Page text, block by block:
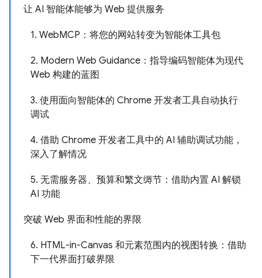
让 AI 智能体能够为 Web 提供服务
1. WebMCP：将您的网站转变为智能体工具包
2. Modern Web Guidance：指导编码智能体为现代
Web 构建的蓝图
3. 使用面向智能体的 Chrome 开发者工具自动执行
调试
4. 借助 Chrome 开发者工具中的 AI 辅助调试功能，
深入了解情况
5. 无需服务器、预算和繁文缛节：借助内置 AI 解锁
AI 功能
突破 Web 界面和性能的界限
6. HTML-in-Canvas 和元素范围内的视图转换：借助
下一代界面打破界限